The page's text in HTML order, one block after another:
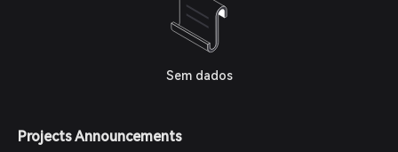
Sem dados
Projects Announcements